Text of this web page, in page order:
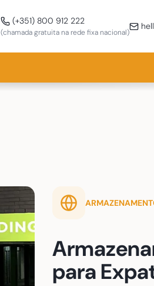
Ligue-nos!
(+351) 800 912 222
(chamada gratuita na rede fixa nacional)
para